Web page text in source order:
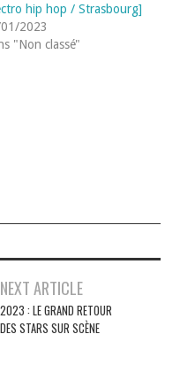
hip hop / Strasbourg]
2023
"Non classé"
NEXT ARTICLE
2023 : LE GRAND RETOUR
DES STARS SUR SCÈNE